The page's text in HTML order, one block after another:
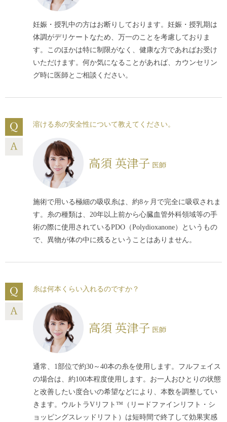
妊娠・授乳中の方はお断りしております。妊娠・授乳期は
体調がデリケートなため、万一のことを考慮しておりま
す。このほかは特に制限がなく、健康な方であればお受け
いただけます。何か気になることがあれば、カウンセリン
グ時に医師とご相談ください。
溶ける糸の安全性について教えてください。
高須 英津子 医師
施術で用いる極細の吸収糸は、約8ヶ月で完全に吸収されま
す。糸の種類は、20年以上前から心臓血管外科領域等の手
術の際に使用されているPDO（Polydioxanone）というもの
で、異物が体の中に残るということはありません。
糸は何本くらい入れるのですか？
高須 英津子 医師
通常、1部位で約30～40本の糸を使用します。フルフェイス
の場合は、約100本程度使用します。お一人おひとりの状態
と改善したい度合いの希望などにより、本数を調整してい
きます。ウルトラVリフト™（リードファインリフト・シ
ョッピングスレッドリフト）は短時間で終了して効果実感